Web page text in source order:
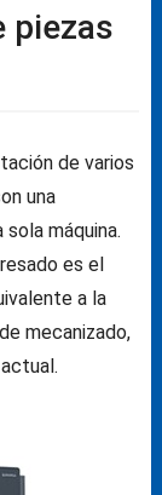
piezas
de varios
una
máquina.
es el
a la
mecanizado,